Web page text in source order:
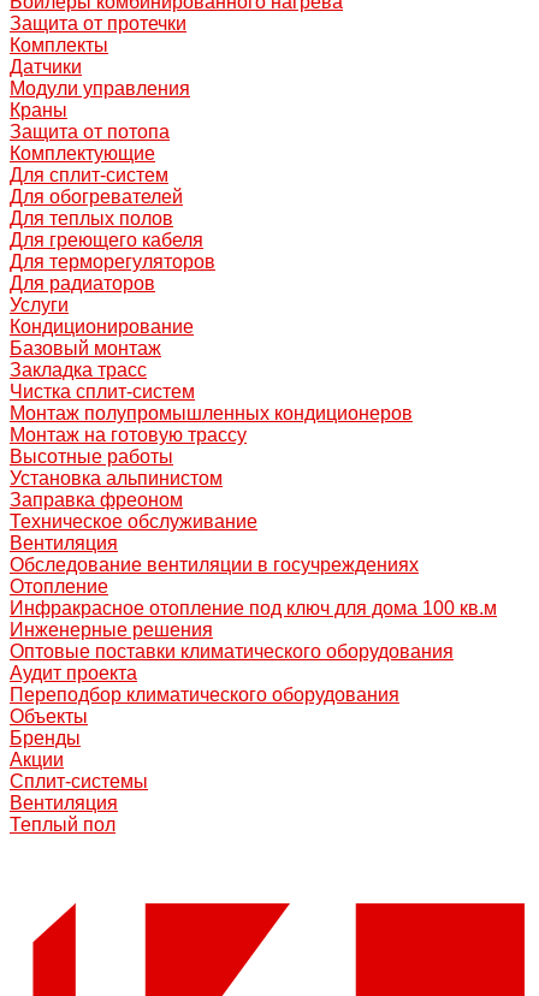
Защита от протечки
Комплекты
Датчики
Модули управления
Краны
Защита от потопа
Комплектующие
Для сплит-систем
Для обогревателей
Для теплых полов
Для греющего кабеля
Для терморегуляторов
Для радиаторов
Услуги
Кондиционирование
Базовый монтаж
Закладка трасс
Чистка сплит-систем
Монтаж полупромышленных кондиционеров
Монтаж на готовую трассу
Высотные работы
Установка альпинистом
Заправка фреоном
Техническое обслуживание
Вентиляция
Обследование вентиляции в госучреждениях
Отопление
Инфракрасное отопление под ключ для дома 100 кв.м
Инженерные решения
Оптовые поставки климатического оборудования
Аудит проекта
Переподбор климатического оборудования
Объекты
Бренды
Акции
Сплит-системы
Вентиляция
Теплый пол